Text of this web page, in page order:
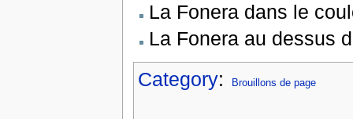
La Fonera dans le
La Fonera au dessus
Category: Brouillons de page